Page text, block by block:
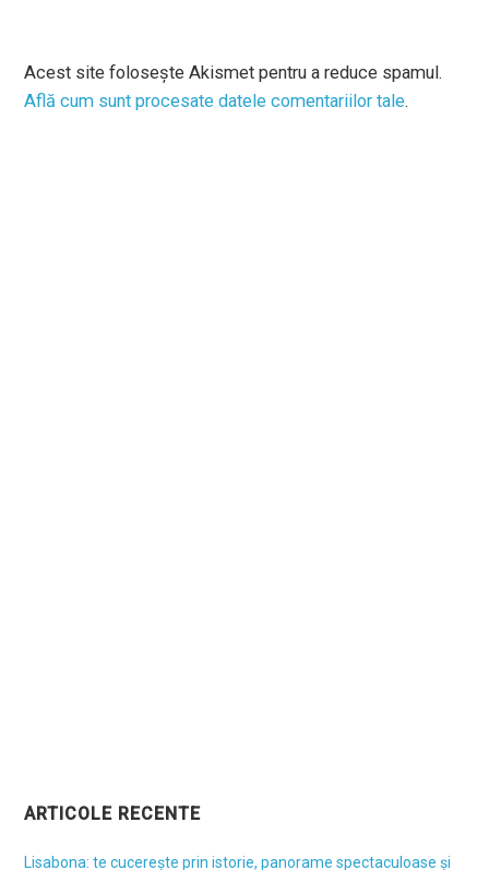
Acest site folosește Akismet pentru a reduce spamul.
Află cum sunt procesate datele comentariilor tale.
ARTICOLE RECENTE
Lisabona: te cucerește prin istorie, panorame spectaculoase și